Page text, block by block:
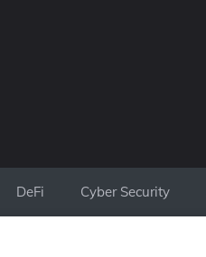
DeFi Cyber Security